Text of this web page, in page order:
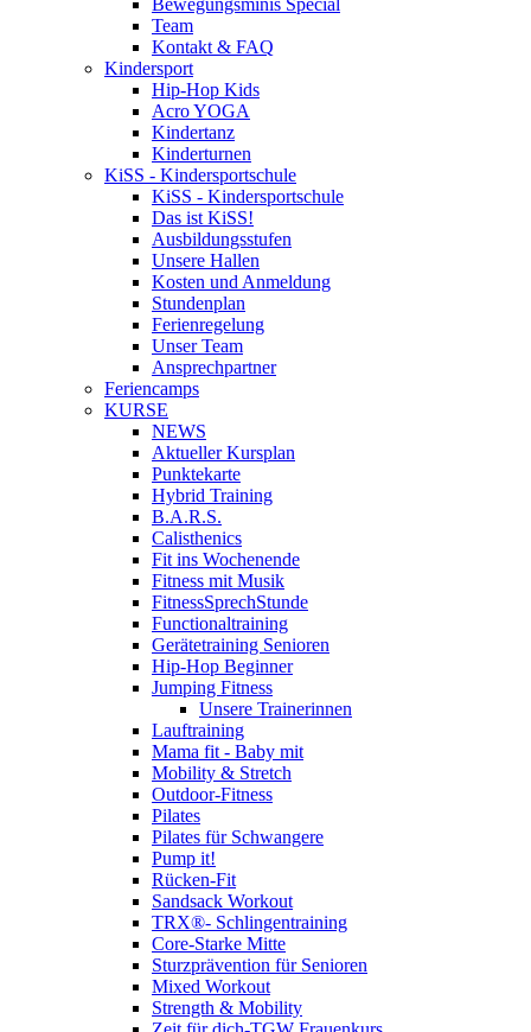
Bewegungsminis Special
Team
Kontakt & FAQ
Kindersport
Hip-Hop Kids
Acro YOGA
Kindertanz
Kinderturnen
KiSS - Kindersportschule
KiSS - Kindersportschule
Das ist KiSS!
Ausbildungsstufen
Unsere Hallen
Kosten und Anmeldung
Stundenplan
Ferienregelung
Unser Team
Ansprechpartner
Feriencamps
KURSE
NEWS
Aktueller Kursplan
Punktekarte
Hybrid Training
B.A.R.S.
Calisthenics
Fit ins Wochenende
Fitness mit Musik
FitnessSprechStunde
Functionaltraining
Gerätetraining Senioren
Hip-Hop Beginner
Jumping Fitness
Unsere Trainerinnen
Lauftraining
Mama fit - Baby mit
Mobility & Stretch
Outdoor-Fitness
Pilates
Pilates für Schwangere
Pump it!
Rücken-Fit
Sandsack Workout
TRX®- Schlingentraining
Core-Starke Mitte
Sturzprävention für Senioren
Mixed Workout
Strength & Mobility